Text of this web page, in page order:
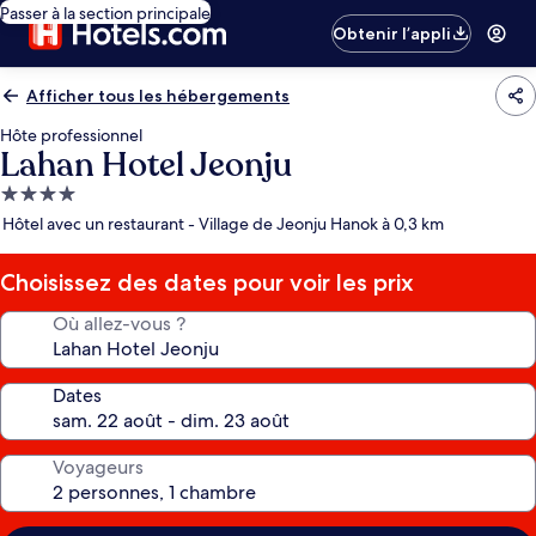
Passer à la section principale
Obtenir l’appli
Afficher tous les hébergements
Hôte professionnel
Lahan Hotel Jeonju
Hébergement
4.0 étoiles
Hôtel avec un restaurant - Village de Jeonju Hanok à 0,3 km
Choisissez des dates pour voir les prix
Où allez-vous ?
Dates
Voyageurs